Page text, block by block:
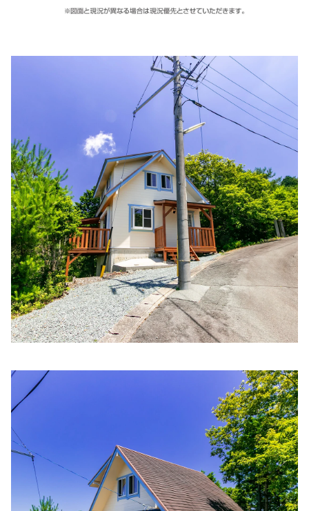
三重県伊勢市岩渕２丁目７−１２ マップで見る
三重県伊勢市御薗町高向９２７ マップで見る
三重県伊勢市常磐１丁目１５−１０ マップで見る
宅間内科
住所:三重県伊勢市船江３丁目６−１８ マップで見る
外宮の杜クリニック
住所:三重県伊勢市岡本３丁目１４−１７ マップで見る
森本内科・循環器科
住所:三重県伊勢市河崎１丁目１２−２ マップで見る
やまむら内科 内視鏡クリニック
住所:三重県伊勢市一之木４丁目２−４４ マップで見る
山本医院
住所:三重県伊勢市神久６丁目８−４８ マップで見る
住所:三重県伊勢市神田久志本町１６４８ マップで見る
東山胃腸科内科
マップで見る
住所:
三重県伊勢市本町５−１３ マップで見る
いせ山川クリニック
住所:
三重県伊勢市小木町５５７ マップで見る